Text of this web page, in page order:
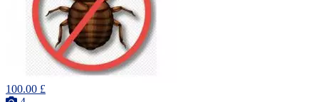
100.00 £